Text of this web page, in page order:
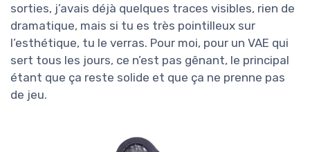
sorties, j’avais déjà quelques traces visibles, rien de
dramatique, mais si tu es très pointilleux sur
l’esthétique, tu le verras. Pour moi, pour un VAE qui
sert tous les jours, ce n’est pas gênant, le principal
étant que ça reste solide et que ça ne prenne pas
de jeu.